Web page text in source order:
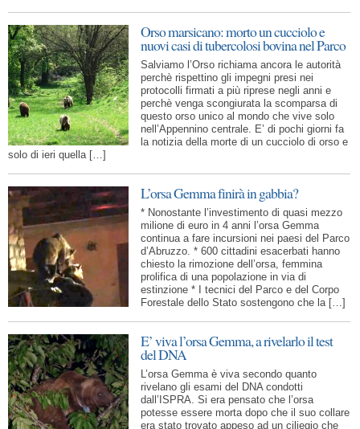
Orso marsicano: morto un cucciolo e
nuovi casi di tubercolosi bovina nel Parco
Salviamo l’Orso richiama ancora le autorità
perchè rispettino gli impegni presi nei
protocolli firmati a più riprese negli anni e
perchè venga scongiurata la scomparsa di
questo orso unico al mondo che vive solo
nell’Appennino centrale. E’ di pochi giorni fa
la notizia della morte di un cucciolo di orso e
solo di ieri quella […]
L’orsa Gemma finirà in gabbia?
* Nonostante l’investimento di quasi mezzo
milione di euro in 4 anni l’orsa Gemma
continua a fare incursioni nei paesi del Parco
d’Abruzzo. * 600 cittadini esacerbati hanno
chiesto la rimozione dell’orsa, femmina
prolifica di una popolazione in via di
estinzione * I tecnici del Parco e del Corpo
Forestale dello Stato sostengono che la […]
E’ viva l’orsa Gemma, a rivelarlo il test
del DNA
L’orsa Gemma è viva secondo quanto
rivelano gli esami del DNA condotti
dall’ISPRA. Si era pensato che l’orsa
potesse essere morta dopo che il suo collare
era stato trovato appeso ad un ciliegio che